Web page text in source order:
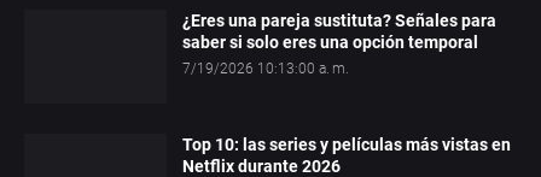
¿Eres una pareja sustituta? Señales para
saber si solo eres una opción temporal
7/19/2026 10:13:00 a. m.
Top 10: las series y películas más vistas en
Netflix durante 2026